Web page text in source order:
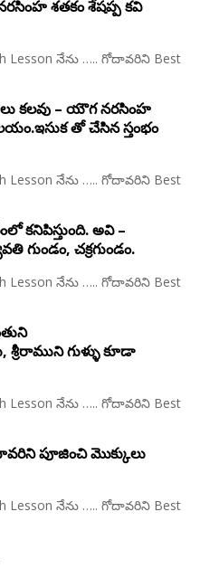
శతకం శేషప్ప కవి
Lesson నేను ….. గోదావరిని Best
కలవు – యౌగ నరసింహ
తో చేసిన స్తంభం
Lesson నేను ….. గోదావరిని Best
కనిపిస్తుంది. అవి –
గుండం, చక్రగుండం.
Lesson నేను ….. గోదావరిని Best
గుళ్ళు కూడా
Lesson నేను ….. గోదావరిని Best
పూజించి మొక్కులు
Lesson నేను ….. గోదావరిని Best